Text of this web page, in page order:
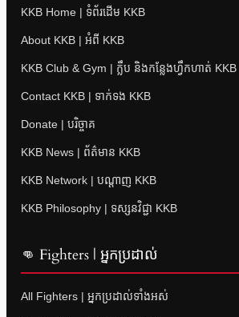
KKB Home | ទំព័រដើម KKB
About KKB | អំពី KKB
KKB Club & Gym | ក្លឹប និងកន្លែងហ្វឹកហាត់ KKB
Contact KKB | ទាក់ទង KKB
Donate | បរិច្ចាគ
KKB News | ព័ត៌មាន KKB
KKB Network | បណ្តាញ KKB
KKB Philosophy | ទស្សនវិជ្ជា KKB
👊 Fighters | អ្នកប្រដាល់
All Fighters | អ្នកប្រដាល់ទាំងអស់